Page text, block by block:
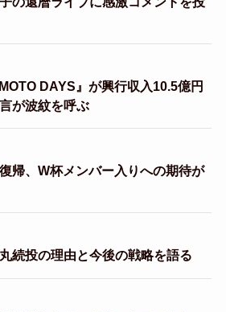
DAYS』が興行収入10.5億円
が波紋を呼ぶ
帰、W杯メンバー入りへの期待が
続投の理由と今後の戦略を語る